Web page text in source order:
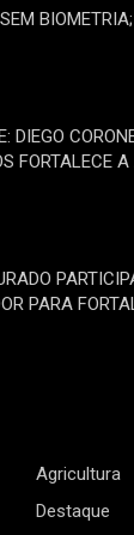
DIEGO
FORTALECE
PARA
Agricultura
Destaque